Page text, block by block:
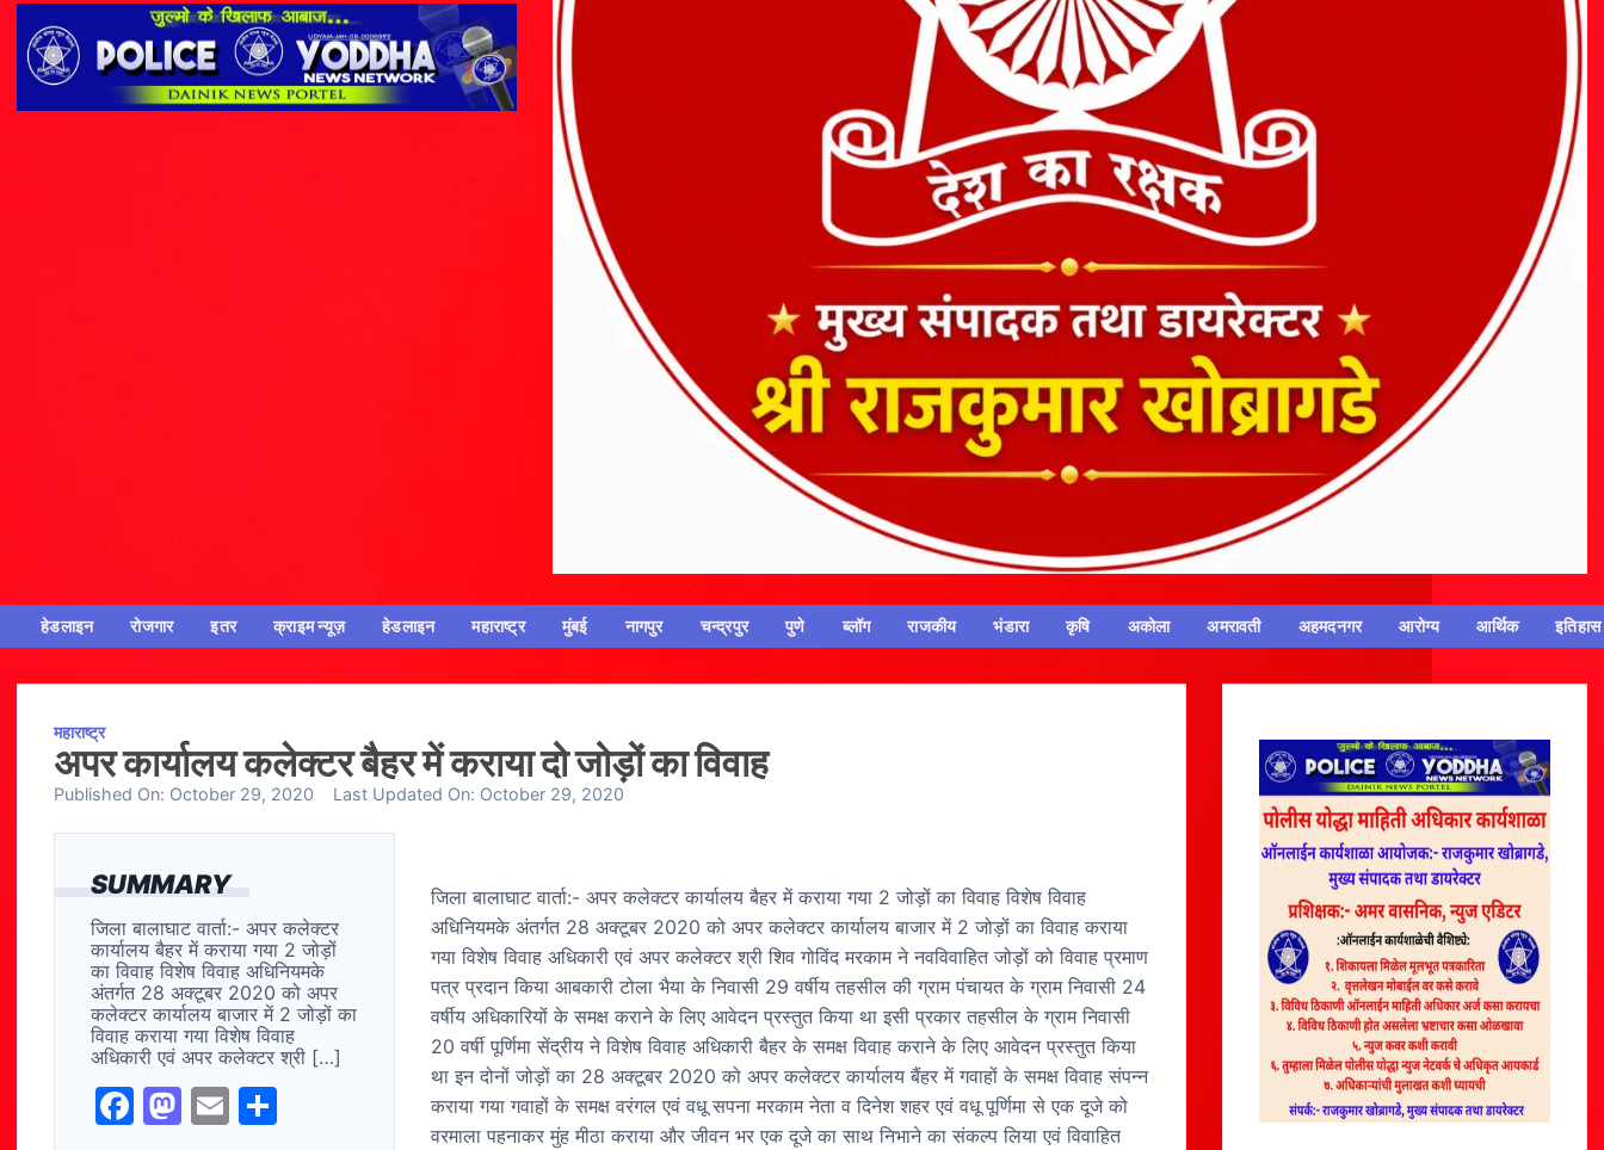
हेडलाइन रोजगार इतर क्राइम न्यूज़ हेडलाइन महाराष्ट्र मुंबई नागपुर चन्द्रपुर पुणे ब्लॉग राजकीय भंडारा कृषि अकोला अमरावती अहमदनगर आरोग्य आर्थिक इतिहास
महाराष्ट्र
अपर कार्यालय कलेक्टर बैहर में कराया दो जोड़ों का विवाह
Published On: October 29, 2020 Last Updated On: October 29, 2020
SUMMARY
जिला बालाघाट वार्ता:- अपर कलेक्टर
कार्यालय बैहर में कराया गया 2 जोड़ों
का विवाह विशेष विवाह अधिनियमके
अंतर्गत 28 अक्टूबर 2020 को अपर
कलेक्टर कार्यालय बाजार में 2 जोड़ों का
विवाह कराया गया विशेष विवाह
अधिकारी एवं अपर कलेक्टर श्री […]
F
M E
जिला बालाघाट वार्ता:- अपर कलेक्टर कार्यालय बैहर में कराया गया 2 जोड़ों का विवाह विशेष विवाह
अधिनियमके अंतर्गत 28 अक्टूबर 2020 को अपर कलेक्टर कार्यालय बाजार में 2 जोड़ों का विवाह कराया
गया विशेष विवाह अधिकारी एवं अपर कलेक्टर श्री शिव गोविंद मरकाम ने नवविवाहित जोड़ों को विवाह प्रमाण
पत्र प्रदान किया आबकारी टोला भैया के निवासी 29 वर्षीय तहसील की ग्राम पंचायत के ग्राम निवासी 24
वर्षीय अधिकारियों के समक्ष कराने के लिए आवेदन प्रस्तुत किया था इसी प्रकार तहसील के ग्राम निवासी
20 वर्षी पूर्णिमा सेंद्रीय ने विशेष विवाह अधिकारी बैहर के समक्ष विवाह कराने के लिए आवेदन प्रस्तुत किया
था इन दोनों जोड़ों का 28 अक्टूबर 2020 को अपर कलेक्टर कार्यालय बैंहर में गवाहों के समक्ष विवाह संपन्न
कराया गया गवाहों के समक्ष वरंगल एवं वधू सपना मरकाम नेता व दिनेश शहर एवं वधू पूर्णिमा से एक दूजे को
वरमाला पहनाकर मुंह मीठा कराया और जीवन भर एक दूजे का साथ निभाने का संकल्प लिया एवं विवाहित